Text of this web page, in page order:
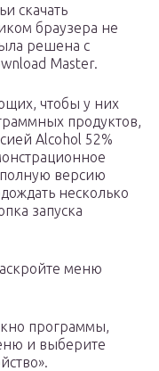
скачать
браузера не
решена с
Master.
чтобы у них
продуктов,
Alcohol 52%
версию
несколько
запуска
меню
программы,
и выберите